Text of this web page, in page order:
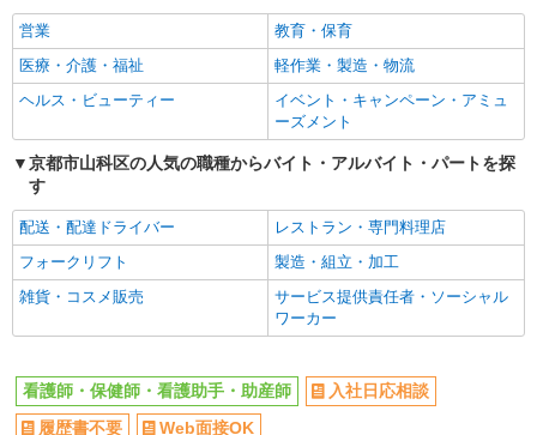
株式会社kotrio /●KY-H-2093798
善は急げ≫≫≫履歴書不要＆面接なし！駅チカ
病院で看護助手急募
時給1550円〜2187円 ＜日払い有/週払い有/交
通費全支給(ガソリン代含む)＞
京都市山科区≪最寄駅：山科≫
派遣社員
株式会社kotrio /●KY-H-1955948
≪山科駅／看護助手≫子育て世代活躍中！働き
通費全支給(ガソリン代含む)＞
京都市山科区｜最寄り駅：山科
入社日応相談
履歴書不要
Web面接OK
職場見学OKまたは説明会あり
未経験歓迎
経験者・有資格者歓迎
女性活躍中
主婦・主夫歓迎
フリーター歓迎
学歴不問
ミドル（40代～）活躍中
エルダー（50代～）活躍中
シニア（60代～）活躍中
昇給あり
週払い
週2～3日勤務OK
16時前退社OK
禁煙・分煙
残業ほぼなし
転勤なし
営業
教育・保育
医療・介護・福祉
軽作業・製造・物流
ヘルス・ビューティー
イベント・キャンペーン・アミュ
ーズメント
京都市山科区の人気の職種からバイト・アルバイト・パートを探
す
配送・配達ドライバー
レストラン・専門料理店
フォークリフト
製造・組立・加工
雑貨・コスメ販売
サービス提供責任者・ソーシャル
ワーカー
看護師・保健師・看護助手・助産師
入社日応相談
履歴書不要
Web面接OK